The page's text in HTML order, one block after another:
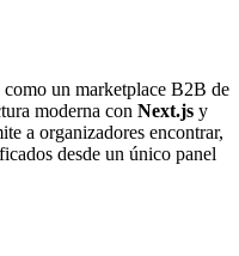
un marketplace B2B de
moderna con Next.js y
a organizadores encontrar,
desde un único panel